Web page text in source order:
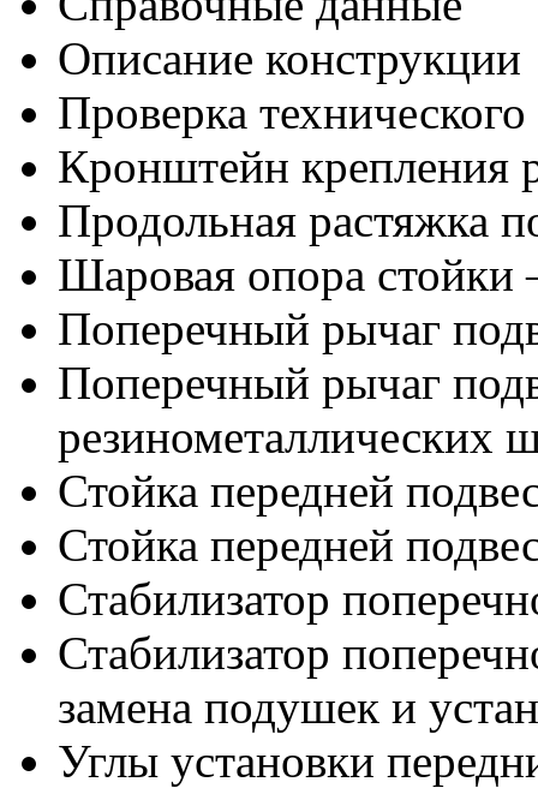
Описание конструкции
Проверка
Кронштейн крепления
Продольная растяжка
Шаровая опора стойки
Поперечный рычаг
Поперечный рычаг
резинометаллических
Стойка передней
Стойка передней
Стабилизатор
Стабилизатор
замена подушек и
Углы установки